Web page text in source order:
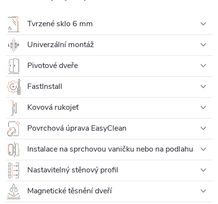
Tvrzené sklo 6 mm
Univerzální montáž
Pivotové dveře
FastInstall
Kovová rukojeť
Povrchová úprava EasyClean
Instalace na sprchovou vaničku nebo na podlahu
Nastavitelný stěnový profil
Magnetické těsnění dveří